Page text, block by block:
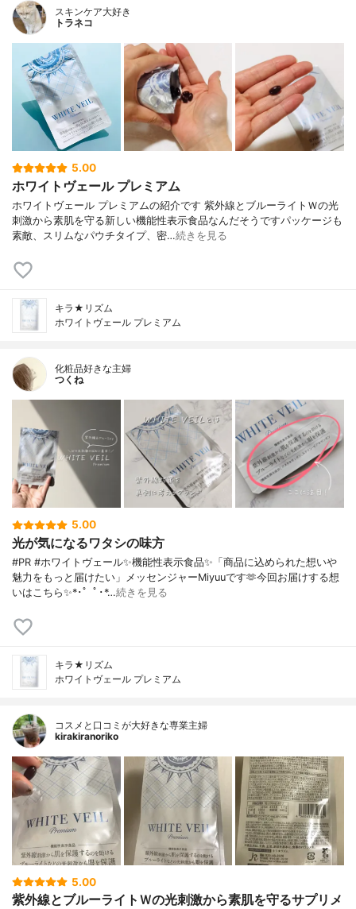
スキンケア大好き
トラネコ
5.00
ホワイトヴェール プレミアム
ホワイトヴェール プレミアムの紹介です 紫外線とブルーライトＷの光
刺激から素肌を守る新しい機能性表示食品なんだそうですパッケージも
素敵、スリムなパウチタイプ、密…続きを見る
キラ★リズム
ホワイトヴェール プレミアム
化粧品好きな主婦
つくね
5.00
光が気になるワタシの味方
#PR #ホワイトヴェール✨機能性表示食品✨「商品に込められた想いや
魅力をもっと届けたい」メッセンジャーMiyuuです🫶今回お届けする想
いはこちら✨*･゜ﾟ･*…続きを見る
キラ★リズム
ホワイトヴェール プレミアム
コスメと口コミが大好きな専業主婦
kirakiranoriko
5.00
紫外線とブルーライトＷの光刺激から素肌を守るサプリメ